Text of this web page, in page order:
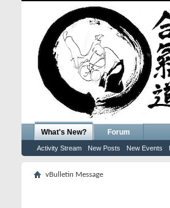
What's New?
Activity Stream New Posts New Events
Forum
vBulletin Message